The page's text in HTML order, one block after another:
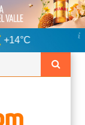
Oruro